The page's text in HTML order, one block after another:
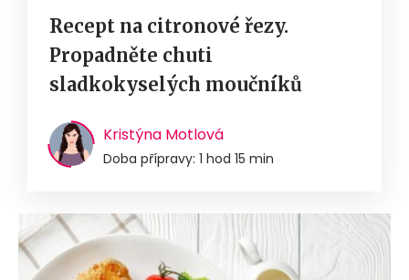
Recept na citronové řezy.
Propadněte chuti
sladkokyselých moučníků
Kristýna Motlová
Doba přípravy: 1 hod 15 min